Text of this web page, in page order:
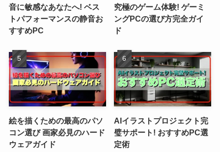
音に敏感なあなたへ! ベス
トパフォーマンスの静音お
すすめPC
究極のゲーム体験! ゲーミ
ングPCの選び方完全ガイ
ド
絵を描くための最高のパソ
コン選び 画家必見のハード
ウェアガイド
AIイラストプロジェクト完
璧サポート! おすすめPC選
定術